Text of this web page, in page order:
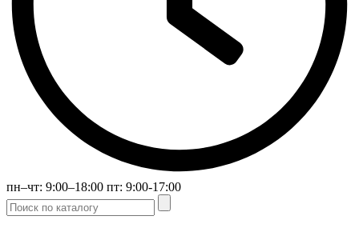
пн–чт: 9:00–18:00 пт: 9:00-17:00